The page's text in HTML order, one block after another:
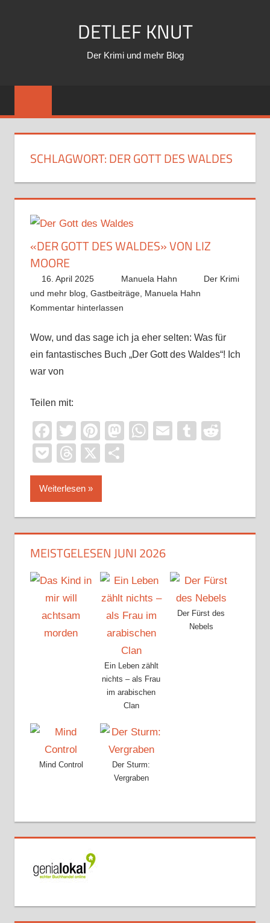
DETLEF KNUT
Der Krimi und mehr Blog
SCHLAGWORT:DER GOTT DES WALDES
«DER GOTT DES WALDES» VON LIZ
MOORE
16. April 2025 Manuela Hahn
Der Krimi
und mehr blog Gastbeiträge, Manuela Hahn
Kommentar hinterlassen
Wow, und das sage ich ja eher selten: Was für
ein fantastisches Buch „Der Gott des Waldes“! Ich
war von
Teilen mit:
Facebook
TwitterPinterest
Mastodon
WhatsApp
EmailTumblr
PocketThreads
X
Weiterlesen
MEISTGELESEN JUNI 2026
Ein Leben zählt
nichts – als Frau
im arabischen
Clan
Der Fürst des
Nebels
Mind Control
Der Sturm:
Vergraben